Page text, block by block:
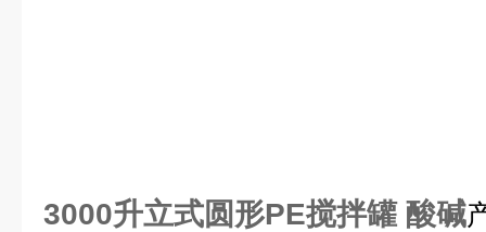
3000升立式圆形PE搅拌罐 酸碱